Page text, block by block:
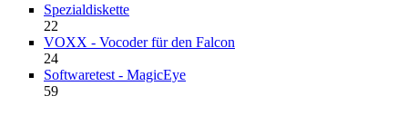
Spezialdiskette
22
VOXX - Vocoder für den Falcon
24
Softwaretest - MagicEye
59